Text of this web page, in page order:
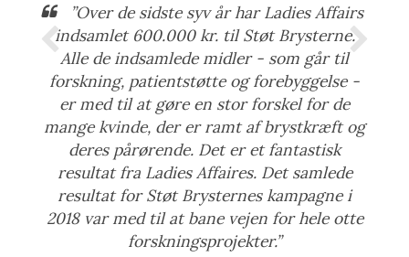
”Over de sidste syv år har Ladies Affairs
indsamlet 600.000 kr. til Støt Brysterne.
Alle de indsamlede midler - som går til
forskning, patientstøtte og forebyggelse -
er med til at gøre en stor forskel for de
mange kvinde, der er ramt af brystkræft og
deres pårørende. Det er et fantastisk
resultat fra Ladies Affaires. Det samlede
resultat for Støt Brysternes kampagne i
2018 var med til at bane vejen for hele otte
forskningsprojekter.”